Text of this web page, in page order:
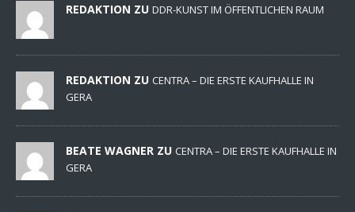
REDAKTION ZU DDR-KUNST IM ÖFFENTLICHEN RAUM
REDAKTION ZU CENTRA – DIE ERSTE KAUFHALLE IN
GERA
BEATE WAGNER ZU CENTRA – DIE ERSTE KAUFHALLE IN
GERA